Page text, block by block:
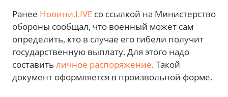
Ранее Новини.LIVE со ссылкой на Министерство
обороны сообщал, что военный может сам
определить, кто в случае его гибели получит
государственную выплату. Для этого надо
составить личное распоряжение. Такой
документ оформляется в произвольной форме.